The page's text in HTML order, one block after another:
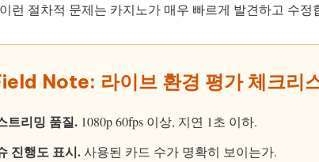
런 절차적 문제는 카지노가 매우 빠르게 발견하고 수정
Note: 라이브 환경 평가 체크리
트리밍 품질. 1080p 60fps 이상, 지연 1초 이하.
진행도 표시.사용된 카드 수가 명확히 보이는가.